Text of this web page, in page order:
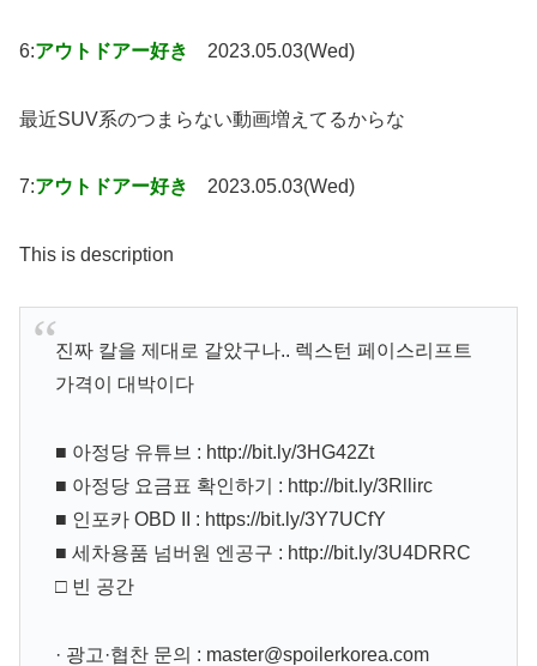
6:アウトドアー好き 2023.05.03(Wed)
最近SUV系のつまらない動画増えてるからな
7:アウトドアー好き 2023.05.03(Wed)
This is description
진짜 칼을 제대로 갈았구나.. 렉스턴 페이스리프트
가격이 대박이다
■ 아정당 유튜브 : http://bit.ly/3HG42Zt
■ 아정당 요금표 확인하기 : http://bit.ly/3Rllirc
■ 인포카 OBD II : https://bit.ly/3Y7UCfY
■ 세차용품 넘버원 엔공구 : http://bit.ly/3U4DRRC
□ 빈 공간
· 광고·협찬 문의 : master@spoilerkorea.com